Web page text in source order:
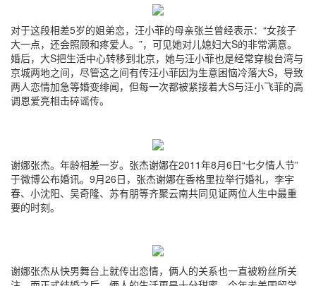
对于这段相差5岁的姐弟恋，汪小菲的母亲张兰曾经表示：“女孩子
大一点，还会照顾和疼爱人。”，可见她对儿媳妇大S的非常满意。
婚后，大S把生活中心转移到北京，她与汪小菲也是经常穿梭台湾与
京城两地之间，尽管这之间有传汪小菲因为生意困恼冷落大S，导致
两人恋情加急等婚变绯闻，但每一次都被紧接着大S与汪小飞菲的高
调恩爱亮相击碎谣传。
谢娜张杰。年龄相差一岁。张杰谢娜在2011年8月6日“七夕情人节”
于微博公布婚讯。9月26日，张杰谢娜在香格里拉举行婚礼，李宇
春、小沈阳、吴奇隆、苏有朋等齐聚云南共同见证两位人生中最重
要的时刻。
谢娜张杰从快男舞台上就传出恋情，俩人的关系也一直被粉丝所关